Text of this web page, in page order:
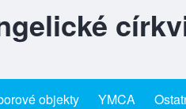
objekty YMCA